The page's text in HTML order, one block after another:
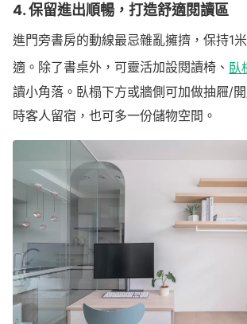
4. 保留進出順暢，打造舒適閱讀區
進門旁書房的動線最忌雜亂擁擠，保持1
適。除了書桌外，可靈活加設閱讀椅、 臥
讀小角落。臥榻下方或牆側可加做抽屜/
時客人留宿，也可多一份儲物空間。